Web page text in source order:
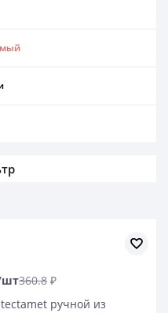
шт360.8 ₽
ручной из